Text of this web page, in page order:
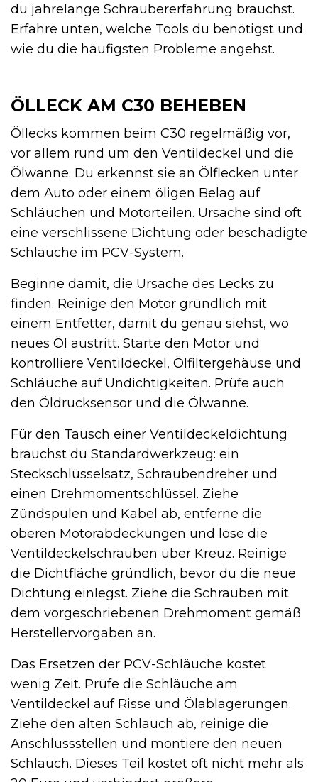
du jahrelange Schraubererfahrung brauchst.
Erfahre unten, welche Tools du benötigst und
wie du die häufigsten Probleme angehst.
ÖLLECK AM C30 BEHEBEN
Öllecks kommen beim C30 regelmäßig vor,
vor allem rund um den Ventildeckel und die
Ölwanne. Du erkennst sie an Ölflecken unter
dem Auto oder einem öligen Belag auf
Schläuchen und Motorteilen. Ursache sind oft
eine verschlissene Dichtung oder beschädigte
Schläuche im PCV-System.
Beginne damit, die Ursache des Lecks zu
finden. Reinige den Motor gründlich mit
einem Entfetter, damit du genau siehst, wo
neues Öl austritt. Starte den Motor und
kontrolliere Ventildeckel, Ölfiltergehäuse und
Schläuche auf Undichtigkeiten. Prüfe auch
den Öldrucksensor und die Ölwanne.
Für den Tausch einer Ventildeckeldichtung
brauchst du Standardwerkzeug: ein
Steckschlüsselsatz, Schraubendreher und
einen Drehmomentschlüssel. Ziehe
Zündspulen und Kabel ab, entferne die
oberen Motorabdeckungen und löse die
Ventildeckelschrauben über Kreuz. Reinige
die Dichtfläche gründlich, bevor du die neue
Dichtung einlegst. Ziehe die Schrauben mit
dem vorgeschriebenen Drehmoment gemäß
Herstellervorgaben an.
Das Ersetzen der PCV-Schläuche kostet
wenig Zeit. Prüfe die Schläuche am
Ventildeckel auf Risse und Ölablagerungen.
Ziehe den alten Schlauch ab, reinige die
Anschlussstellen und montiere den neuen
Schlauch. Dieses Teil kostet oft nicht mehr als